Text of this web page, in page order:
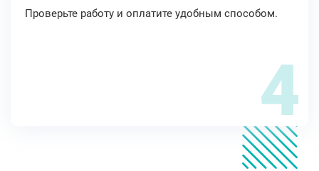
Проверьте работу и оплатите удобным способом.
4